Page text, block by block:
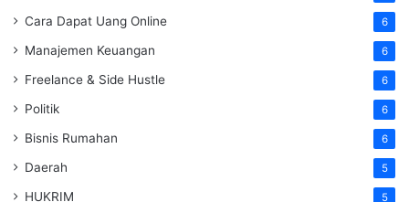
Cara Dapat Uang Online 6
Manajemen Keuangan 6
Freelance & Side Hustle 6
Politik 6
Bisnis Rumahan 6
Daerah 5
HUKRIM 5